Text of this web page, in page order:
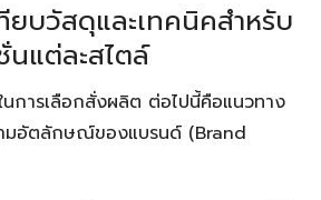
Search
ยบวัสดุและเทคนิคสำหรับ
นแต่ละสไตล์
นการเลือกสั่งผลิต ต่อไปนี้คือแนวทาง
มอัตลักษณ์ของแบรนด์ (Brand